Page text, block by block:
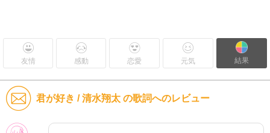
友情 感動 恋愛 元気 結果
君が好き / 清水翔太 の歌詞へのレビュー
女性